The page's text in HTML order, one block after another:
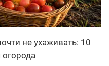
не ухаживать: 10